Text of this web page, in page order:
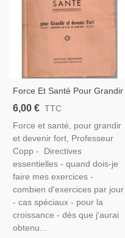
Force Et Santé Pour Grandir
Et Devenir Fort, Professeur
Culture Physique, Croissance
Enfants
6,00 € TTC
Force et santé, pour grandir
et devenir fort, Professeur
Copp - Directives
essentielles - quand dois-je
faire mes exercices -
combien d'exercices par jour
- cas spéciaux - pour la
croissance - dès que j'aurai
obtenu...